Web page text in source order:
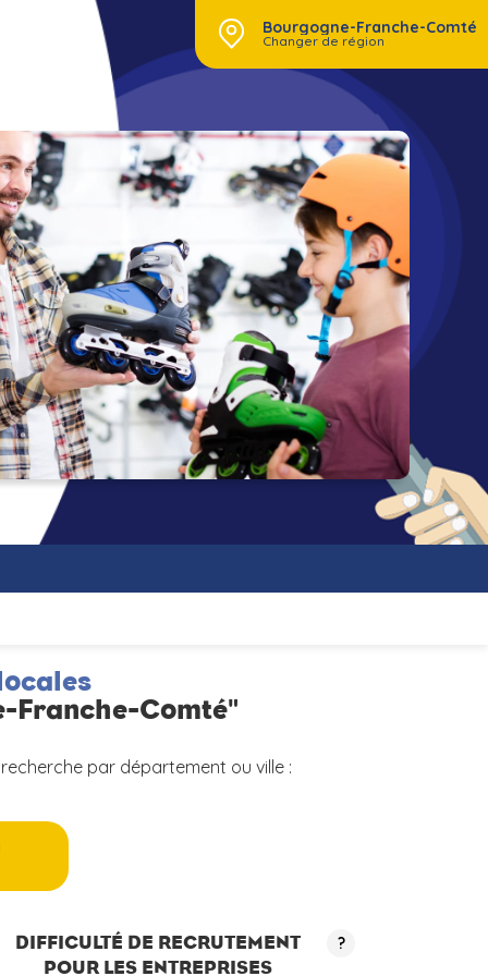
Bourgogne-Franche-Comté
Changer de région
Franche-Comté"
par département ou ville :
DIFFICULTÉ DE RECRUTEMENT
POUR LES ENTREPRISES
?